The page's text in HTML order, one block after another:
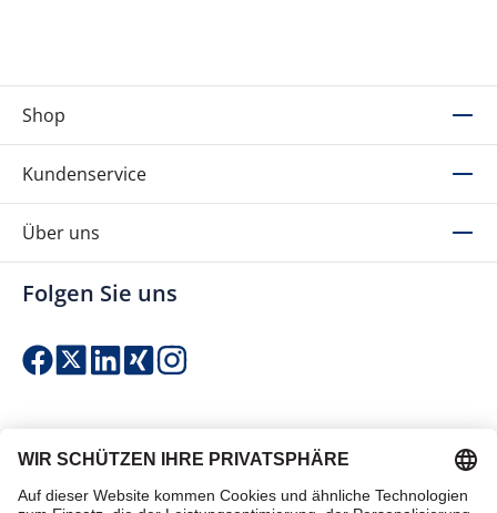
Shop
Kundenservice
Über uns
Folgen Sie uns
Einfach & sicher bezahlen